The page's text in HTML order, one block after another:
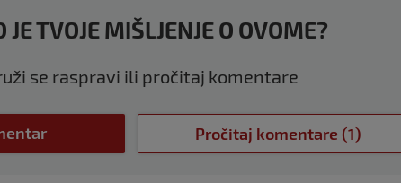
JE TVOJE MIŠLJENJE O OVOME?
se raspravi ili pročitaj komentare
Pročitaj komentare (1)